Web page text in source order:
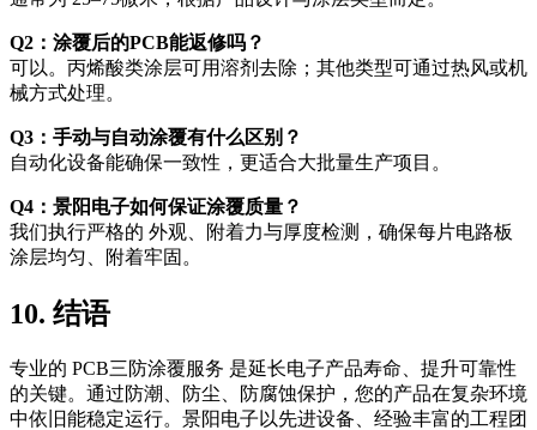
Q2：涂覆后的PCB能返修吗？
可以。丙烯酸类涂层可用溶剂去除；其他类型可通过热风或机
械方式处理。
Q3：手动与自动涂覆有什么区别？
自动化设备能确保一致性，更适合大批量生产项目。
Q4：景阳电子如何保证涂覆质量？
我们执行严格的 外观、附着力与厚度检测，确保每片电路板
涂层均匀、附着牢固。
10. 结语
专业的 PCB三防涂覆服务 是延长电子产品寿命、提升可靠性
的关键。通过防潮、防尘、防腐蚀保护，您的产品在复杂环境
中依旧能稳定运行。景阳电子以先进设备、经验丰富的工程团